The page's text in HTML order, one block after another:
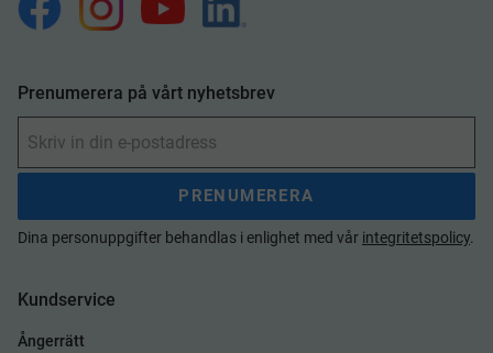
Prenumerera på vårt nyhetsbrev
PRENUMERERA
Dina personuppgifter behandlas i enlighet med vår integritetspolicy.
Kundservice
Ångerrätt